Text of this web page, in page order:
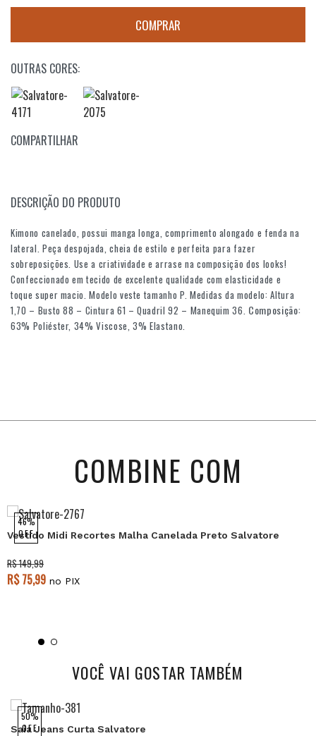
OUTRAS CORES:
COMPARTILHAR
DESCRIÇÃO DO PRODUTO
Kimono canelado, possui manga longa, comprimento alongado e fenda na
lateral. Peça despojada, cheia de estilo e perfeita para fazer
sobreposições. Use a criatividade e arrase na composição dos looks!
Confeccionado em tecido de excelente qualidade com elasticidade e
toque super macio. Modelo veste tamanho P. Medidas da modelo: Altura
1,70 – Busto 88 – Cintura 61 – Quadril 92 – Manequim 36. Composição:
63% Poliéster, 34% Viscose, 3% Elastano.
COMBINE COM
46%
OFF
Vestido Midi Recortes Malha Canelada Preto Salvatore
R$ 149,99
R$ 75,99 no PIX
VOCÊ VAI GOSTAR TAMBÉM
50%
OFF
Saia Jeans Curta Salvatore